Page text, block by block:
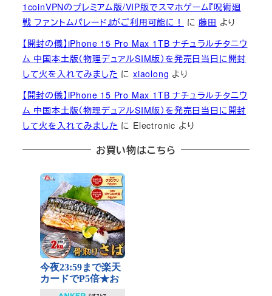
1coinVPNのプレミアム版/VIP版でスマホゲーム『呪術廻
戦 ファントムパレード』がご利用可能に！
に藤田 より
【開封の儀】iPhone 15 Pro Max 1TB ナチュラルチタニウ
ム 中国本土版（物理デュアルSIM版）を発売日当日に開封
して火を入れてみました にxiaolong より
【開封の儀】iPhone 15 Pro Max 1TB ナチュラルチタニウ
ム 中国本土版（物理デュアルSIM版）を発売日当日に開封
して火を入れてみました に Electronic より
お買い物はこちら